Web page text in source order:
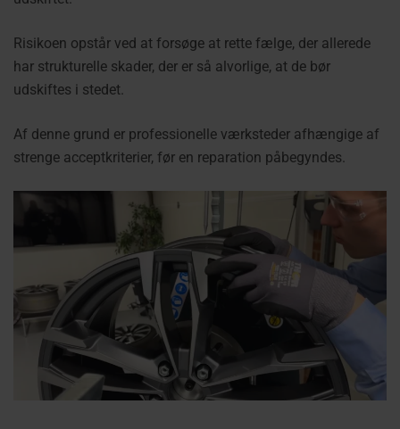
Risikoen opstår ved at forsøge at rette fælge, der allerede
har strukturelle skader, der er så alvorlige, at de bør
udskiftes i stedet.
Af denne grund er professionelle værksteder afhængige af
strenge acceptkriterier, før en reparation påbegyndes.